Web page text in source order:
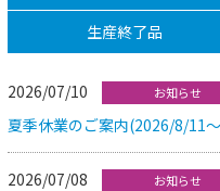
生産終了品
2026/07/10 お知らせ
夏季休業のご案内(2026/8/11
2026/07/08 お知らせ